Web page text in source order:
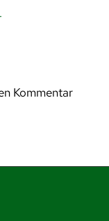
Kommentar